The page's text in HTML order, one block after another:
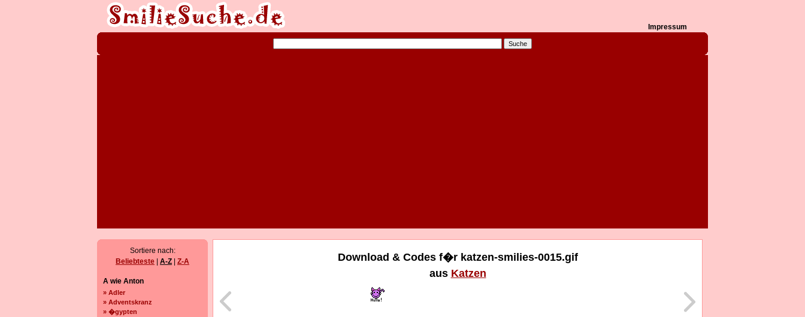
Impressum
Sortiere nach:
Beliebteste
A-Z Z-A
A wie Anton
» Adler
» Adventskranz
» �gypten
Download & Codes f�r katzen-smilies-0015.gif
aus Katzen